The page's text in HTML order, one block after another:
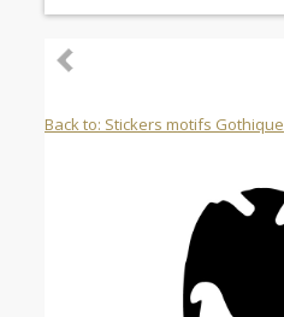
Back to: Stickers motifs Gothique